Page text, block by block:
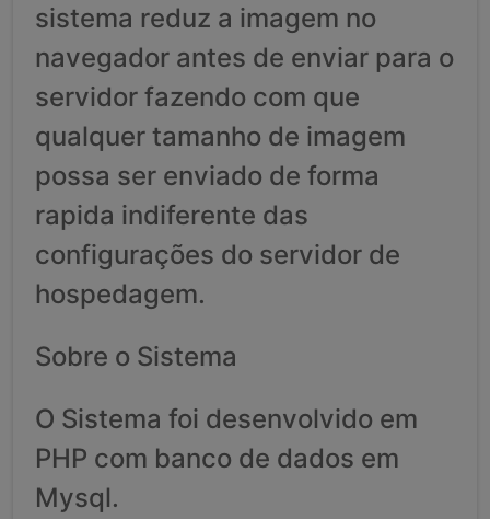
sistema reduz a imagem no
navegador antes de enviar para o
servidor fazendo com que
qualquer tamanho de imagem
possa ser enviado de forma
rapida indiferente das
configurações do servidor de
hospedagem.
Sobre o Sistema
O Sistema foi desenvolvido em
PHP com banco de dados em
Mysql.